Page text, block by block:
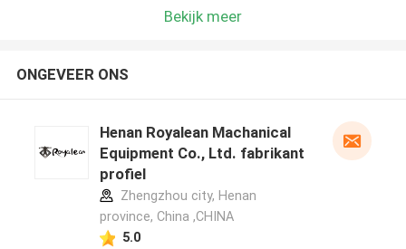
Bekijk meer
ONGEVEER ONS
Henan Royalean Machanical
Equipment Co., Ltd. fabrikant
profiel
Zhengzhou city, Henan
province, China ,CHINA
5.0